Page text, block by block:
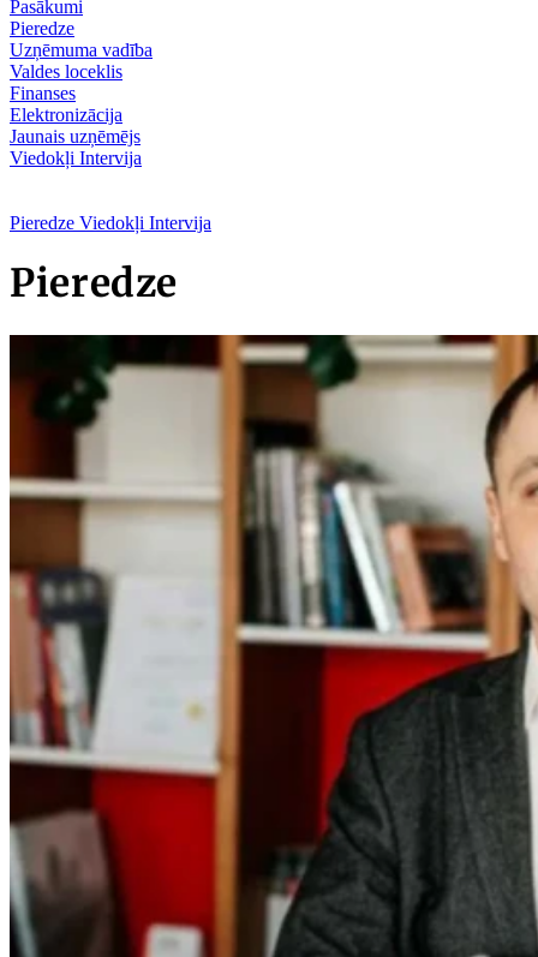
Pasākumi
Pieredze
Uzņēmuma vadība
Valdes loceklis
Finanses
Elektronizācija
Jaunais uzņēmējs
Viedokļi Intervija
Pieredze Viedokļi Intervija
Pieredze